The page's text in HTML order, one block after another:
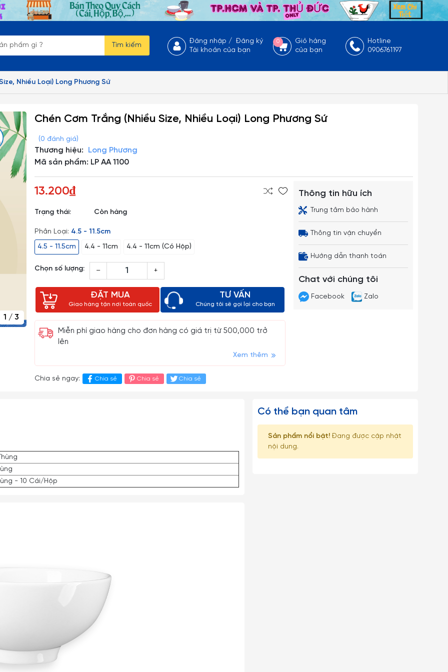
Tìm kiếm
Đăng nhập /Đăng ký
Tài khoản của bạn
0
Giỏ hàng
của bạn
Hotline
0906761197
Nhiều Loại) Long Phương Sứ
1 / 3
Chén Cơm Trắng (Nhiều Size, Nhiều Loại) Long Phương Sứ
(0 đánh giá)
Thương hiệu:
Long Phương
Mã sản phẩm: LP AA 1100
13.200₫
Trạng thái: Còn hàng
Phân Loại: 4.5 - 11.5cm
4.5 - 11.5cm
4.4 - 11cm 4.4 - 11cm (Có Hộp)
Chọn số lượng: – +
ĐẶT MUA
Giao hàng tận nơi toàn quốc
TƯ VẤN
Chúng tôi sẽ gọi lại cho bạn
Miễn phí giao hàng cho đơn hàng có giá trị từ 500,000 trở
lên
Xem thêm
Chia sẻ ngay: Chia sẻ Chia sẻ Chia sẻ
Thông tin hữu ích
Trung tâm bảo hành
Thông tin vận chuyển
Hướng dẫn thanh toán
Chat với chúng tôi
Facebook Zalo
- 10 Cái/Hộp
Có thể bạn quan tâm
Sản phẩm nổi bật!Đang được cập nhật
nội dung.